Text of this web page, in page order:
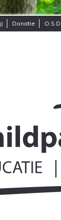
Donatie O.S.D.